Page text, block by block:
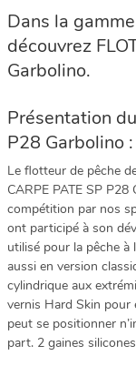
Dans la
découvrez
Garbolino.
Présentation
P28 Garbolino :
Le flotteur de pêche
CARPE PATE SP
compétition par nos
ont participé à son
utilisé pour la pêche
aussi en version
cylindrique aux
vernis Hard Skin pour
peut se positionner
part. 2 gaines